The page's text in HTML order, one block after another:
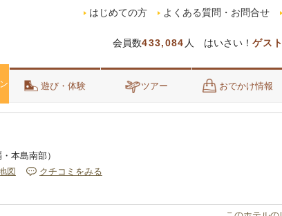
会員数433,084 人 はいさい！ ゲスト
はじめての方 よくある質問・お問合せ
遊び・体験 ツアー おでかけ情報
本島南部）
図
クチコミをみる